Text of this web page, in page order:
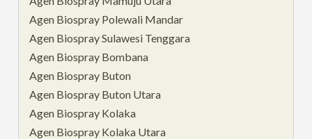
Agen Biospray Polewali Mandar
Agen Biospray Sulawesi Tenggara
Agen Biospray Bombana
Agen Biospray Buton
Agen Biospray Buton Utara
Agen Biospray Kolaka
Agen Biospray Kolaka Utara